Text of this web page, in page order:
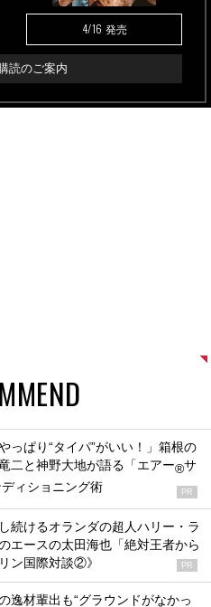
4/16 発売
読のご案内
っぱり“タイパ”がいい！」箱根の
二と神野大地が語る「エアー®サ
ディショニング術 PR
続けるオランダの超人ハリー・ラ
エースの太田海也「絶対王者から
ン国際対談②》
PR
逸材輩出も“グラウンドがなかっ